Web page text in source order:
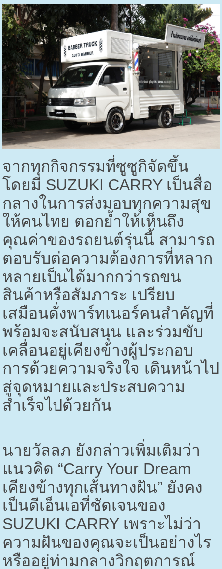
จากทุกกิจกรรมที่ซูซูกิจัดขึ้น
โดยมี SUZUKI CARRY เป็นสื่อ
กลางในการส่งมอบทุกความสุข
ให้คนไทย ตอกย้ำให้เห็นถึง
คุณค่าของรถยนต์รุ่นนี้ สามารถ
ตอบรับต่อความต้องการที่หลาก
หลายเป็นได้มากกว่ารถขน
สินค้าหรือสัมภาระ เปรียบ
เสมือนดั่งพาร์ทเนอร์คนสำคัญที่
พร้อมจะสนับสนุน และร่วมขับ
เคลื่อนอยู่เคียงข้างผู้ประกอบ
การด้วยความจริงใจ เดินหน้าไป
สู่จุดหมายและประสบความ
สำเร็จไปด้วยกัน
นายวัลลภ ยังกล่าวเพิ่มเติมว่า
แนวคิด “Carry Your Dream
เคียงข้างทุกเส้นทางฝัน” ยังคง
เป็นดีเอ็นเอที่ชัดเจนของ
SUZUKI CARRY เพราะไม่ว่า
ความฝันของคุณจะเป็นอย่างไร
หรืออยู่ท่ามกลางวิกฤตการณ์